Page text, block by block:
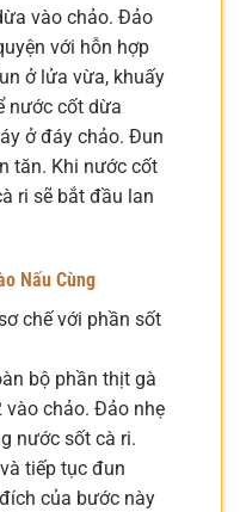
vào chảo. Đảo
với hỗn hợp
ở lửa vừa, khuấy
nước cốt dừa
ở đáy chảo. Đun
tăn. Khi nước cốt
ri sẽ bắt đầu lan
Nấu Cùng
chế với phần sốt
bộ phần thịt gà
vào chảo. Đảo nhẹ
nước sốt cà ri.
tiếp tục đun
của bước này